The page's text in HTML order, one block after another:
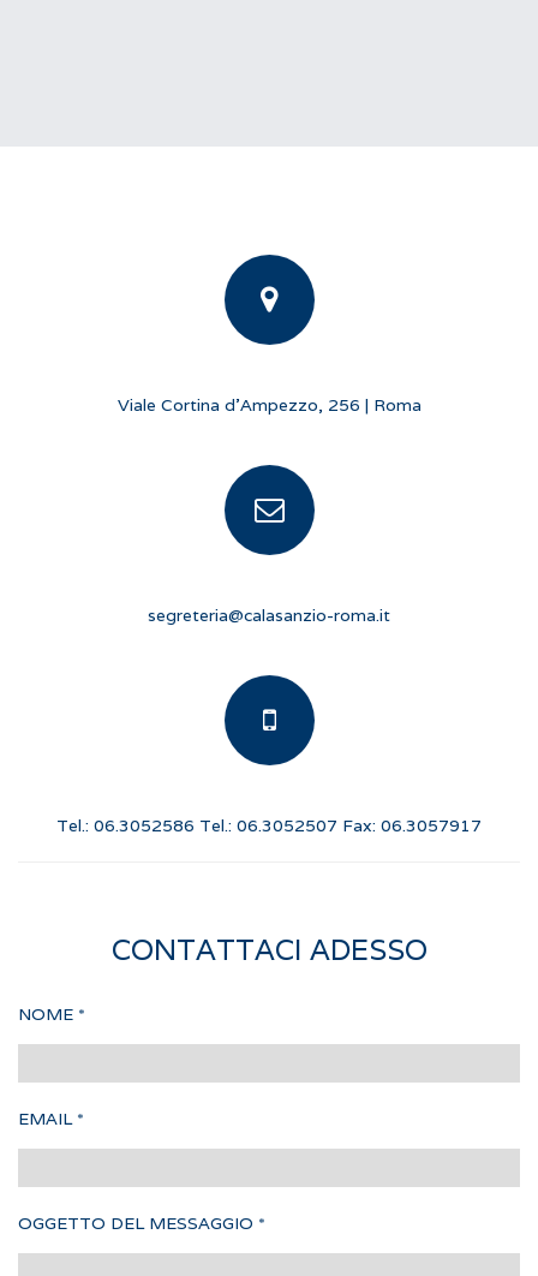
Viale Cortina d'Ampezzo, 256 | Roma
segreteria@calasanzio-roma.it
Tel.: 06.3052586 Tel.: 06.3052507 Fax: 06.3057917
CONTATTACI ADESSO
NOME *
EMAIL*
OGGETTO DEL MESSAGGIO *